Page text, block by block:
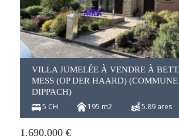
VILLA JUMELÉE À VENDRE À
MESS (OP DER HAARD)
DIPPACH)
5 CH 195 m2 5.89 ares
1.690.000€